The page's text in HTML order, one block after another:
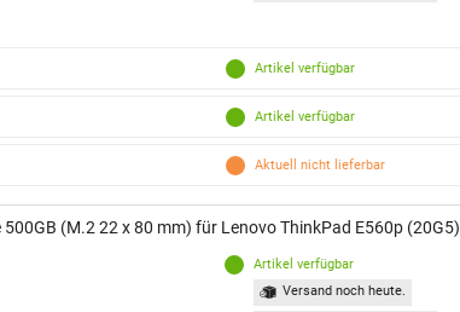
Artikel verfügbar
Artikel verfügbar
Aktuell nicht lieferbar
500GB (M.2 22 x 80 mm) für Lenovo ThinkPad E560p (20G5)
Artikel verfügbar
Versand noch heute.